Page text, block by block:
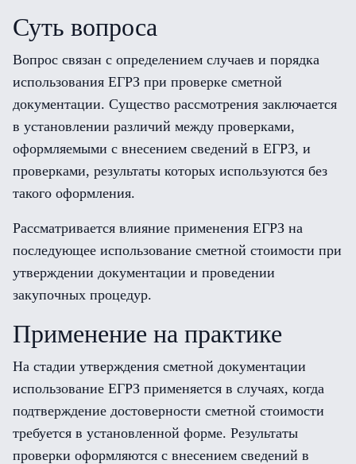
Суть вопроса
Вопрос связан с определением случаев и порядка
использования ЕГРЗ при проверке сметной
документации. Существо рассмотрения заключается
в установлении различий между проверками,
оформляемыми с внесением сведений в ЕГРЗ, и
проверками, результаты которых используются без
такого оформления.
Рассматривается влияние применения ЕГРЗ на
последующее использование сметной стоимости при
утверждении документации и проведении
закупочных процедур.
Применение на практике
На стадии утверждения сметной документации
использование ЕГРЗ применяется в случаях, когда
подтверждение достоверности сметной стоимости
требуется в установленной форме. Результаты
проверки оформляются с внесением сведений в